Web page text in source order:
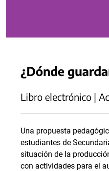
¿Dónde
Libro electrónico |
Una propuesta
estudiantes de
situación de la
con actividades para el